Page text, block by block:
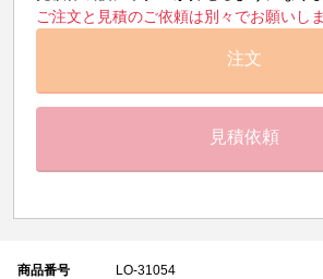
ご注文と見積のご依頼は別々でお願いしま
注文
見積依頼
商品番号 LO-31054